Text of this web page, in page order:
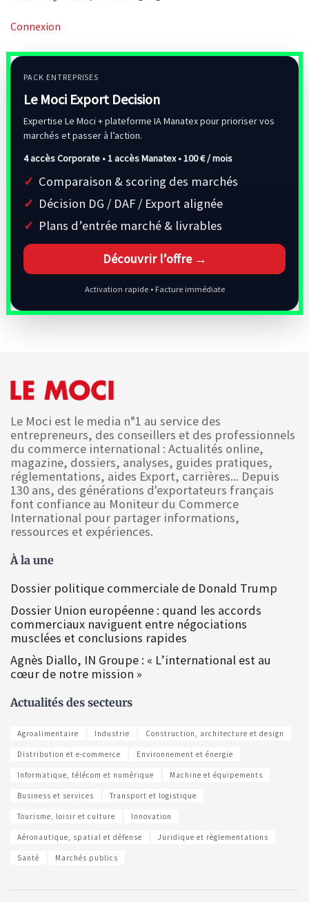
Connexion
PACK ENTREPRISES
Le Moci Export Decision
Expertise Le Moci + plateforme IA Manatex pour prioriser vos
marchés et passer à l’action.
4 accès Corporate • 1 accès Manatex •100 € / mois
Comparaison & scoring des marchés
Décision DG / DAF / Export alignée
Plans d’entrée marché & livrables
Découvrir l’offre →
Activation rapide • Facture immédiate
Le Moci est le media n°1 au service des
entrepreneurs, des conseillers et des professionnels
du commerce international : Actualités online,
magazine, dossiers, analyses, guides pratiques,
réglementations, aides Export, carrières... Depuis
130 ans, des générations d'exportateurs français
font confiance au Moniteur du Commerce
International pour partager informations,
ressources et expériences.
À la une
Dossier politique commerciale de Donald Trump
Dossier Union européenne : quand les accords
commerciaux naviguent entre négociations
musclées et conclusions rapides
Agnès Diallo, IN Groupe : « L’international est au
cœur de notre mission »
Actualités des secteurs
Agroalimentaire Industrie Construction, architecture et design
Distribution et e-commerce Environnement et énergie
Informatique, télécom et numérique Machine et équipements
Business et services Transport et logistique
Tourisme, loisir et culture Innovation
Aéronautique, spatial et défense Juridique et règlementations
Santé Marchés publics